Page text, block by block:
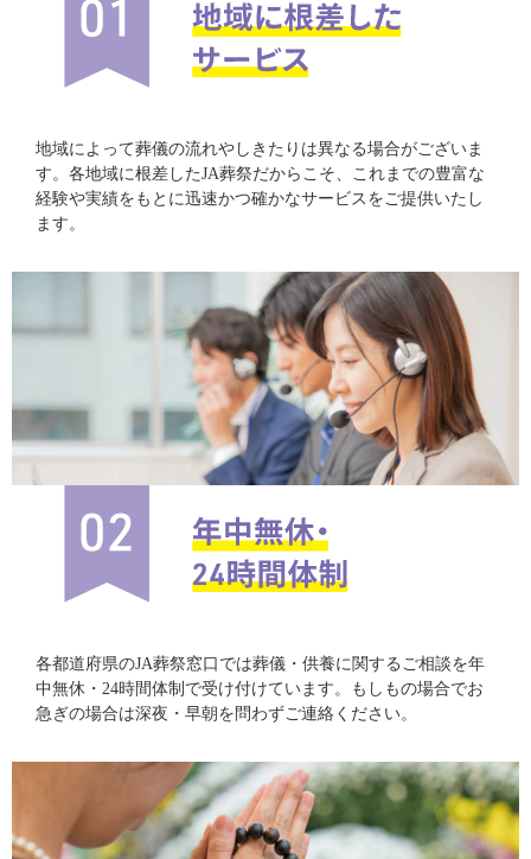
地域によって葬儀の流れやしきたりは異なる場合がございま
す。各地域に根差したJA葬祭だからこそ、これまでの豊富な
経験や実績をもとに迅速かつ確かなサービスをご提供いたし
ます。
各都道府県のJA葬祭窓口では葬儀・供養に関するご相談を年
中無休・24時間体制で受け付けています。もしもの場合でお
急ぎの場合は深夜・早朝を問わずご連絡ください。